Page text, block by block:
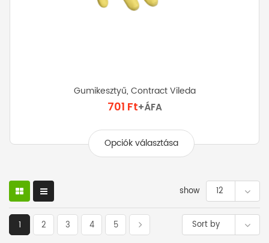
Gumikesztyű, Contract Vileda
701 Ft+ÁFA
Opciók választása
terméknek
változatok
a
show 12
Sort by
1 2 3 4 5